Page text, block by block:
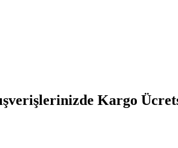
Kargo